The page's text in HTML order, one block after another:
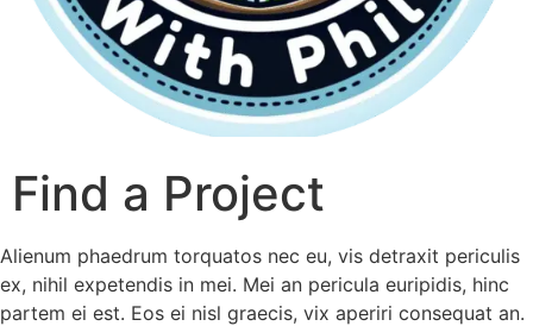
Find a Project
Alienum phaedrum torquatos nec eu, vis detraxit periculis
ex, nihil expetendis in mei. Mei an pericula euripidis, hinc
partem ei est. Eos ei nisl graecis, vix aperiri consequat an.